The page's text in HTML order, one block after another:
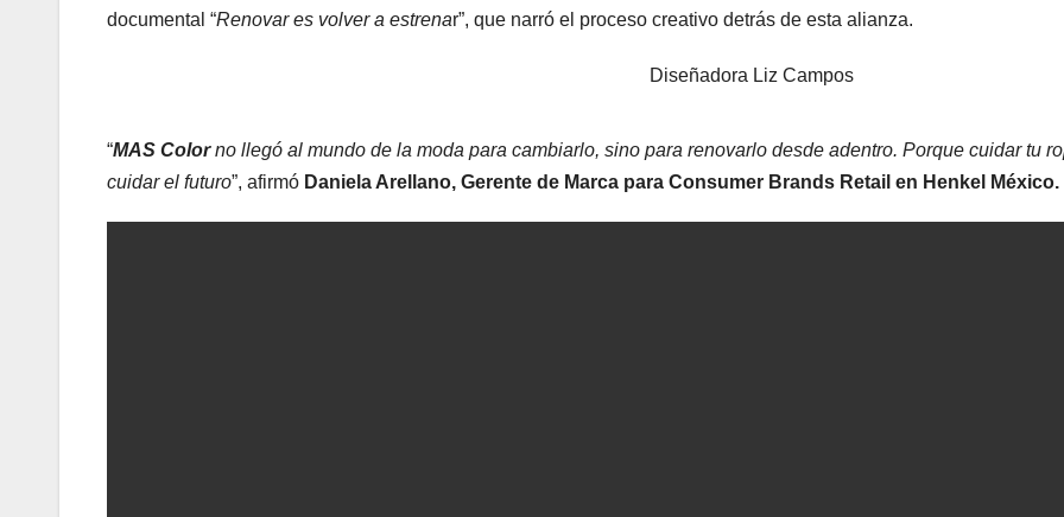
documental “Renovar es volver a estrenar”, que narró el proceso creativo detrás de esta alianza.
Diseñadora Liz Campos
“MAS Colorno llegó al mundo de la moda para cambiarlo, sino para renovarlo desde adentro. Porque cuidar tu
cuidar el futuro”, afirmó Daniela Arellano, Gerente de Marca para Consumer Brands Retail en Henkel México.